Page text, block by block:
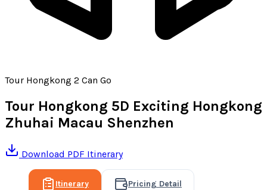
Tour Hongkong 2 Can Go
Tour Hongkong 5D Exciting Hongkong
Zhuhai Macau Shenzhen
Download PDF Itinerary
Itinerary Pricing Detail